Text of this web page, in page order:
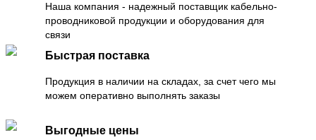
Наша компания - надежный поставщик кабельно-
проводниковой продукции и оборудования для
связи
Быстрая поставка
Продукция в наличии на складах, за счет чего мы
можем оперативно выполнять заказы
Выгодные цены